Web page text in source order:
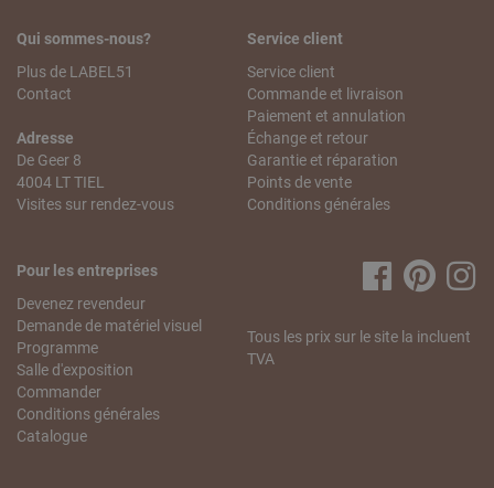
Qui sommes-nous?
Plus de LABEL51
Contact
Adresse
De Geer 8
4004 LT TIEL
Visites sur rendez-vous
Service client
Service client
Commande et livraison
Paiement et annulation
Échange et retour
Garantie et réparation
Points de vente
Conditions générales
Pour les entreprises
Devenez revendeur
Demande de matériel visuel
Programme
Salle d'exposition
Commander
Conditions générales
Catalogue
Tous les prix sur le site la incluent
TVA